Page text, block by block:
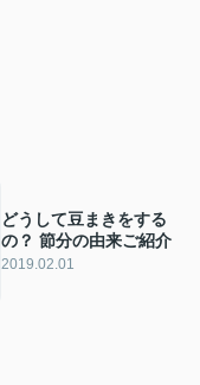
どうして豆まきをする
の？ 節分の由来ご紹介
2019.02.01